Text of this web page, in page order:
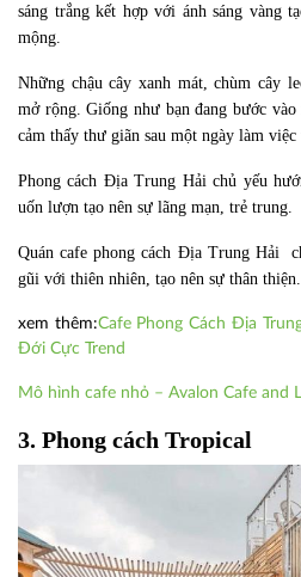
sáng trắng kết hợp với ánh sáng vàng
mộng.
Những chậu cây xanh mát, chùm cây
mở rộng. Giống như bạn đang bước
cảm thấy thư giãn sau một ngày làm việc
Phong cách Địa Trung Hải chủ yếu
uốn lượn tạo nên sự lãng mạn, trẻ trung.
Quán cafe phong cách Địa Trung Hải
gũi với thiên nhiên, tạo nên sự thân thiện.
xem thêm:Cafe Phong Cách Địa
Đới Cực Trend
Mô hình cafe nhỏ – Avalon Cafe and
3. Phong cách Tropical